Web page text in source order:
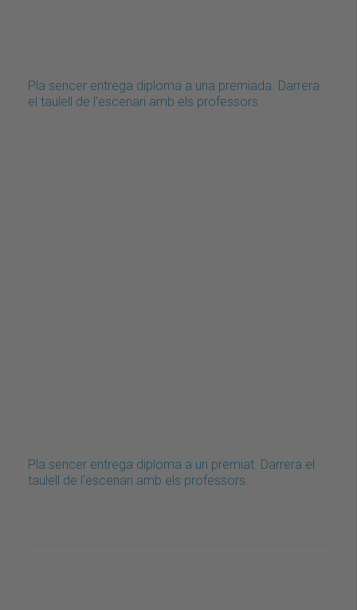
Pla sencer entrega diploma a una premiada. Darrera
el taulell de l'escenari amb els professors.
Pla sencer entrega diploma a un premiat. Darrera el
taulell de l'escenari amb els professors.